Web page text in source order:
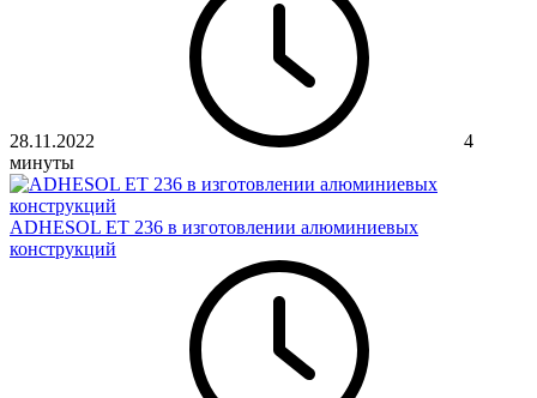
28.11.2022
4
минуты
ADHESOL ET 236 в изготовлении алюминиевых
конструкций